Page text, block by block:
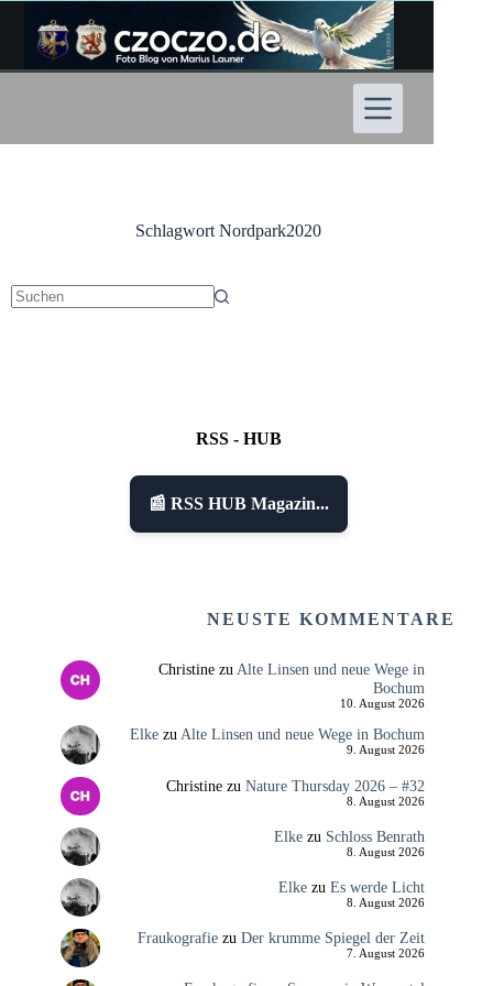
Inhalt
springen
SchlagwortNordpark2020
RSS - HUB
📰 RSS HUB Magazin...
NEUSTE KOMMENTARE
ChristinezuAlte Linsen und neue Wege in
Bochum
10. August 2026
ElkezuAlte Linsen und neue Wege in Bochum
9. August 2026
Christinezu Nature Thursday 2026 – #32
8. August 2026
Elkezu Schloss Benrath
8. August 2026
Elkezu Es werde Licht
8. August 2026
Fraukografiezu Der krumme Spiegel der Zeit
7. August 2026